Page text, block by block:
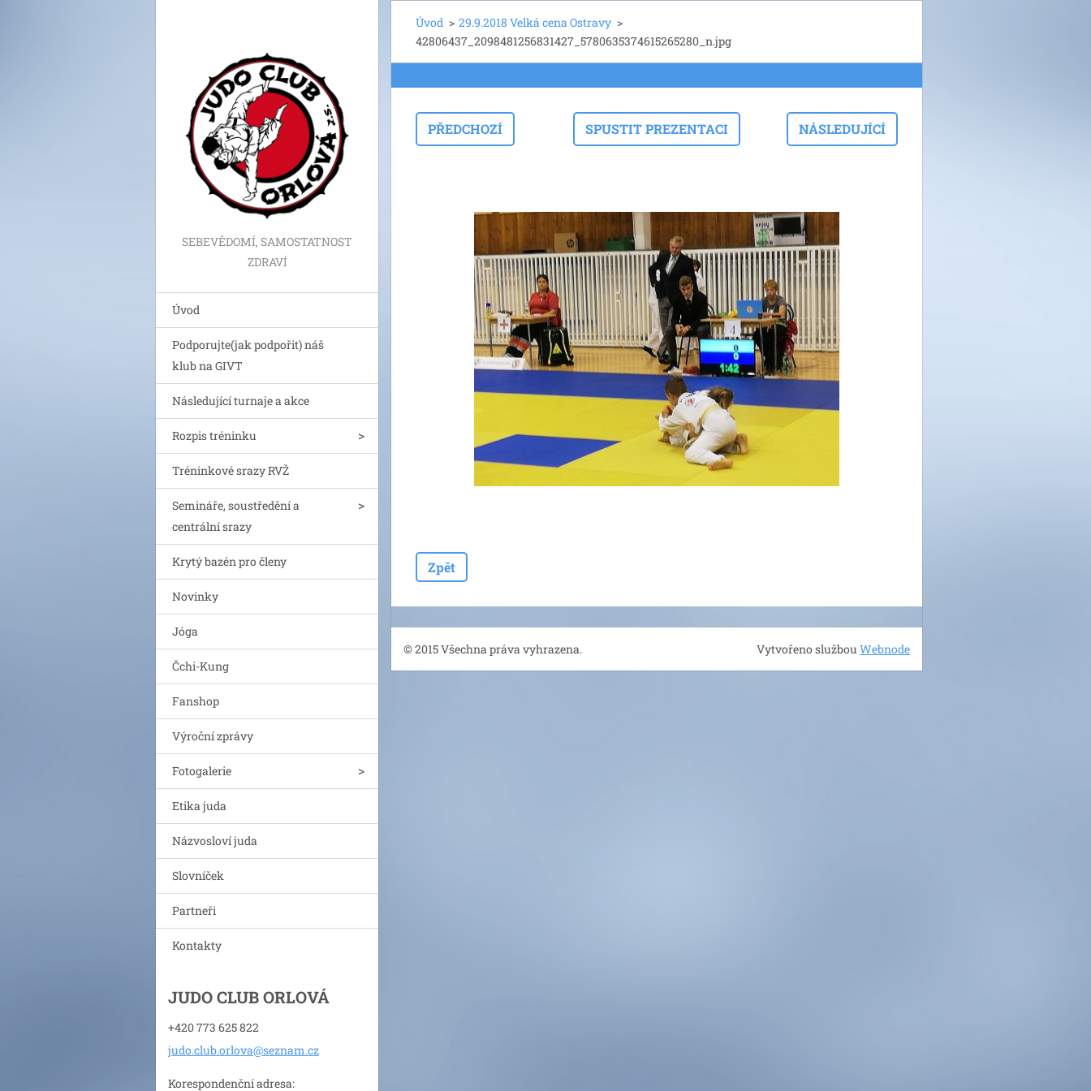
SEBEVĚDOMÍ, SAMOSTATNOST
ZDRAVÍ
Úvod
Podporujte(jak podpořit) náš
klub na GIVT
Následující turnaje a akce
Rozpis tréninku
Tréninkové srazy RVŽ
Semináře, soustředění a
centrální srazy
Krytý bazén pro členy
Novinky
Jóga
Čchi-Kung
Fanshop
Výroční zprávy
Fotogalerie
Etika juda
Názvosloví juda
Slovníček
Partneři
Kontakty
JUDO CLUB ORLOVÁ
+420 773 625 822
judo.club.orlova@seznam.cz
Korespondenční adresa:
Úvod > 29.9.2018 Velká cena Ostravy >
42806437_2098481256831427_5780635374615265280_n.jpg
PŘEDCHOZÍ SPUSTIT PREZENTACI NÁSLEDUJÍCÍ
Zpět
© 2015 Všechna práva vyhrazena. Vytvořeno službouWebnode